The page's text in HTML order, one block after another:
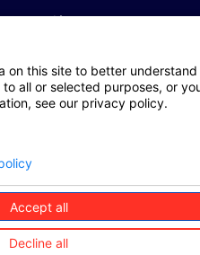
Información
internacional
Notícias
y
Barómetros
EmpleosContáctanos
on this site to better
all or selected purposes, or
see our privacy policy.
Accept all
Decline all